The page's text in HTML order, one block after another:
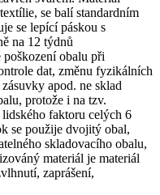
se balí standardním
se lepící páskou s
na 12 týdnů
obalu při
dat, změnu fyzikálních
apod. ne sklad
protože i na tzv.
lidského faktoru celých 6
se použije dvojitý obal,
skladovacího obalu,
materiál je materiál
zaprášení,